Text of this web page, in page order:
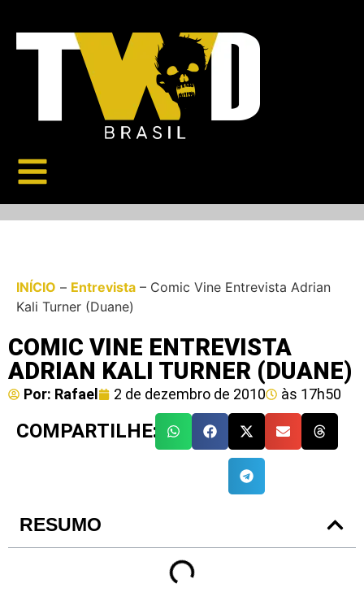
INÍCIO – Entrevista – Comic Vine Entrevista Adrian
Kali Turner (Duane)
COMIC VINE ENTREVISTA
ADRIAN KALI TURNER (DUANE)
Por: Rafael 2 de dezembro de 2010 às 17h50
COMPARTILHE:
RESUMO